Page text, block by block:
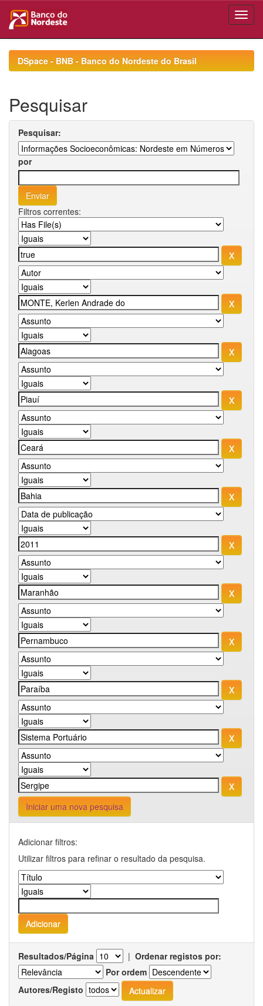
navigationDSpace - BNB - Banco do Nordeste do Brasil
Pesquisar
Pesquisar:
por
Filtros correntes:
Iniciar uma nova pesquisa
Adicionar filtros:
Utilizar filtros para refinar o resultado da pesquisa.
Resultados/Página | Ordenar registos por:
Por ordem
Autores/Registo